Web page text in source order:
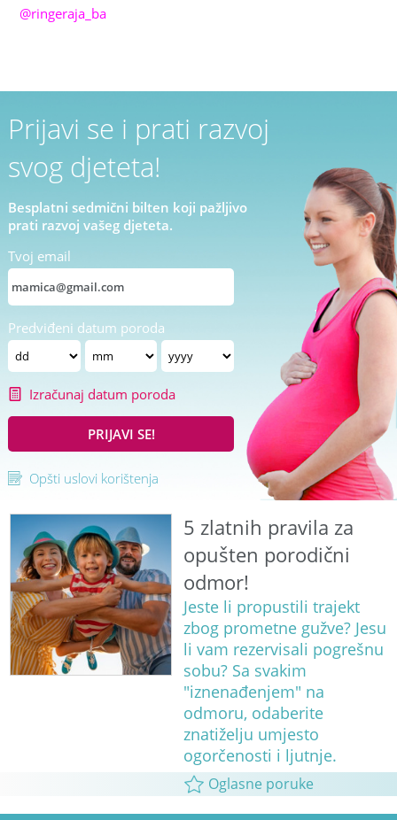
@ringeraja_ba
Prijavi se i prati razvoj
svog djeteta!
Besplatni sedmični bilten koji pažljivo
prati razvoj vašeg djeteta.
Tvoj email
Predviđeni datum poroda
Izračunaj datum poroda
PRIJAVI SE!
Opšti uslovi korištenja
5 zlatnih pravila za
opušten porodični
odmor!
Jeste li propustili trajekt
zbog prometne gužve? Jesu
li vam rezervisali pogrešnu
sobu? Sa svakim
"iznenađenjem" na
odmoru, odaberite
znatiželju umjesto
ogorčenosti i ljutnje.
Oglasne poruke